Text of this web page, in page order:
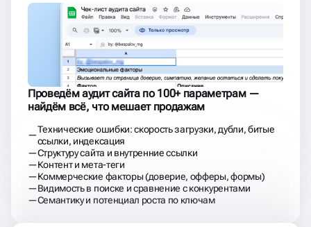
Проведём аудит сайта по 100+ параметрам —
найдём всё, что мешает продажам
Технические ошибки: скорость загрузки, дубли, битые
ссылки, индексация
Структуру сайта и внутренние ссылки
Контент и мета-теги
Коммерческие факторы (доверие, офферы, формы)
Видимость в поиске и сравнение с конкурентами
Семантику и потенциал роста по ключам